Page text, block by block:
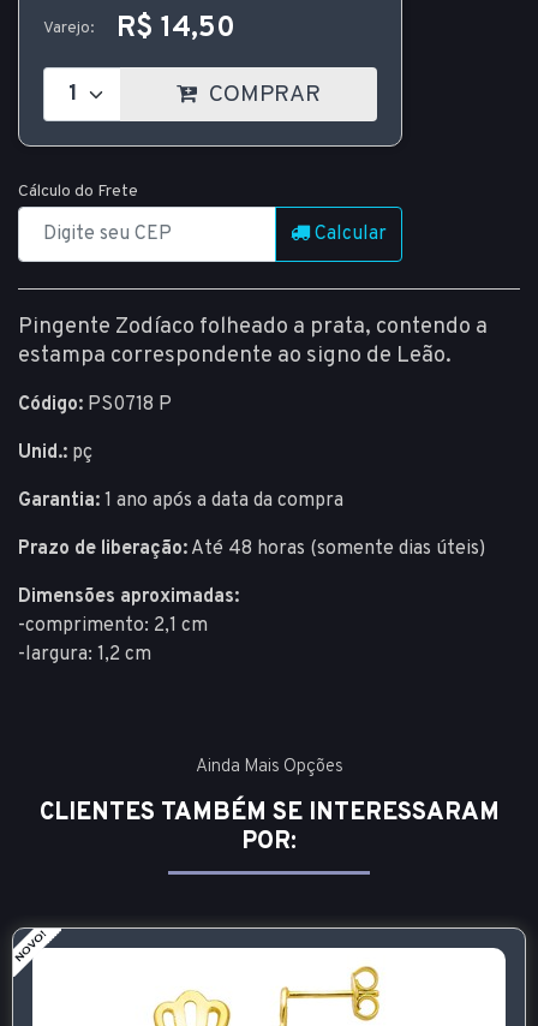
Varejo: R$ 14,50
COMPRAR
Cálculo do Frete
Calcular
Pingente Zodíaco folheado a prata, contendo a
estampa correspondente ao signo de Leão.
Código: PS0718 P
Unid.: pç
Garantia: 1 ano após a data da compra
Prazo de liberação: Até 48 horas (somente dias úteis)
Dimensões aproximadas:
-comprimento: 2,1 cm
-largura: 1,2 cm
Ainda Mais Opções
CLIENTES TAMBÉM SE INTERESSARAM
POR: